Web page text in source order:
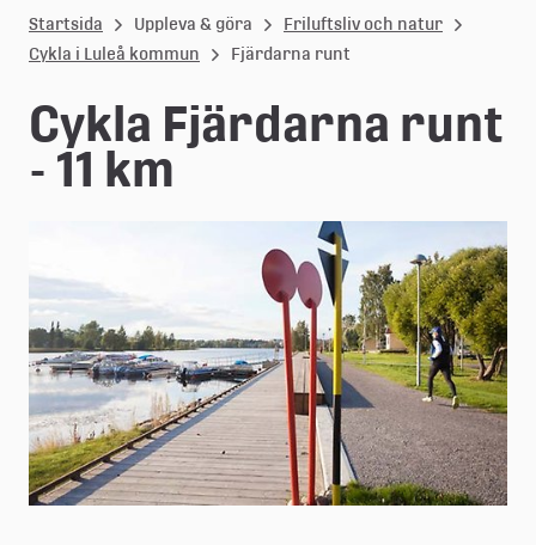
u
l
e
å
m
m
u
n
Startsida Uppleva & göra
Friluftsliv och natur
Cykla i Luleå kommun
Fjärdarna runt
Cykla Fjärdarna runt
- 11 km